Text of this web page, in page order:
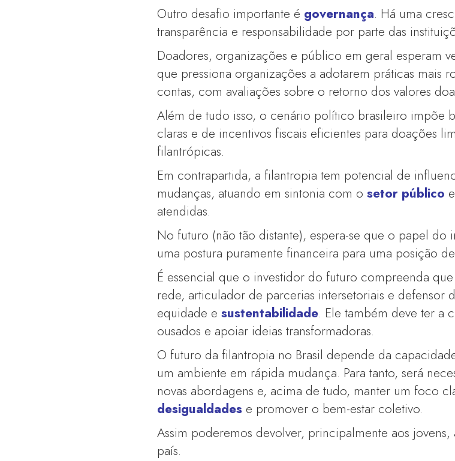
Outro desafio importante é governança. Há uma
transparência e responsabilidade por parte das
Doadores, organizações e público em geral esperam
que pressiona organizações a adotarem práticas mais
contas, com avaliações sobre o retorno dos valores
Além de tudo isso, o cenário político brasileiro impõe
claras e de incentivos fiscais eficientes para doações
filantrópicas.
Em contrapartida, a filantropia tem potencial de
mudanças, atuando em sintonia com o setor público
atendidas.
No futuro (não tão distante), espera-se que o papel do
uma postura puramente financeira para uma posição
É essencial que o investidor do futuro compreenda
rede, articulador de parcerias intersetoriais e defensor
equidade esustentabilidade. Ele também deve ter a
ousados e apoiar ideias transformadoras.
O futuro da filantropia no Brasil depende da
um ambiente em rápida mudança. Para tanto, será
novas abordagens e, acima de tudo, manter um foco
desigualdades e promover o bem-estar coletivo.
Assim poderemos devolver, principalmente aos
país.